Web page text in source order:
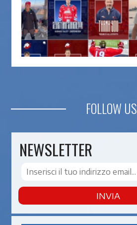
FOLLOW US
NEWSLETTER
INVIA